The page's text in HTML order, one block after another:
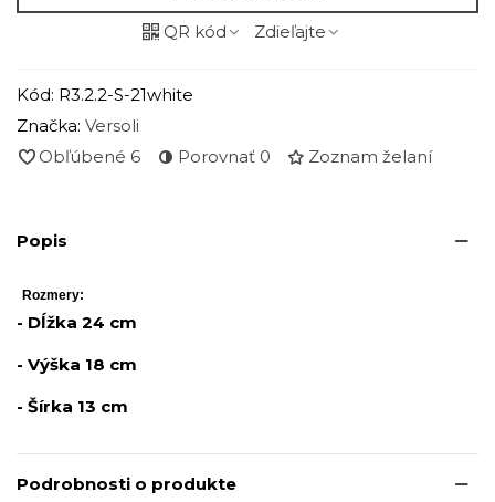
QR kód Zdieľajte
Kód: R3.2.2-S-21white
Značka: Versoli
Obľúbené 6 Porovnať 0 Zoznam želaní
Popis
Rozmery:
- Dĺžka 24 cm
- Výška 18 cm
- Šírka 13 cm
Podrobnosti o produkte